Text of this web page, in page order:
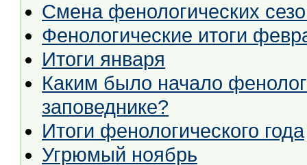
Смена фенологических
Фенологические итоги
Итоги января
Каким было начало
заповеднике?
Итоги фенологического года
Угрюмый ноябрь